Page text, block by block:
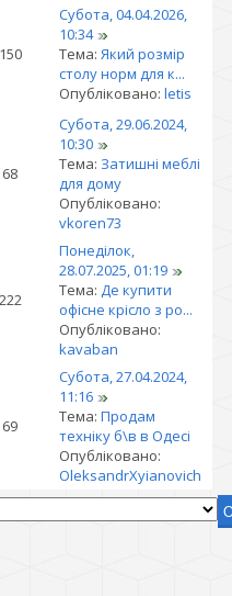
150
Субота, 04.04.2026,
10:34
Тема: Який розмір
столу норм для к...
Опубліковано: letis
68
Субота, 29.06.2024,
10:30
Тема: Затишні меблі
для дому
Опубліковано:
vkoren73
222
Понеділок,
28.07.2025, 01:19
Тема: Де купити
офісне крісло з ро...
Опубліковано:
kavaban
69
Субота, 27.04.2024,
11:16
Тема: Продам
техніку б\в в Одесі
Опубліковано:
OleksandrXyianovich